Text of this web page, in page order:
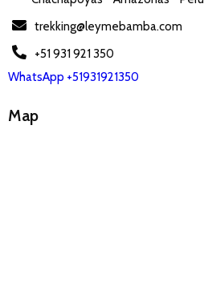
trekking@leymebamba.com
+51 931 921 350
WhatsApp +51931921350
Map